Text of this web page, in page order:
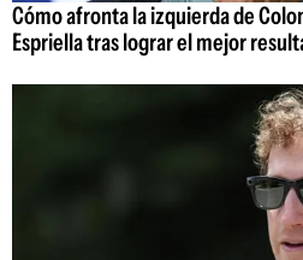
Cómo afronta la izquierda de
Espriella tras lograr el mejor